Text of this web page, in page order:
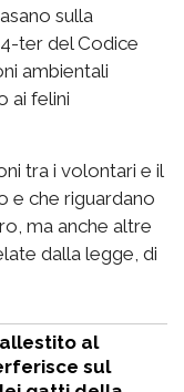
sulla
ter del Codice
ambientali
ai felini
tra i volontari e il
e che riguardano
ma anche altre
dalla legge, di
al
sul